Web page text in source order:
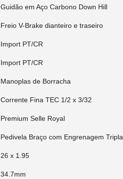
Guidão em Aço Carbono Down Hill
Freio V-Brake dianteiro e traseiro
Import PT/CR
Import PT/CR
Manoplas de Borracha
Corrente Fina TEC 1/2 x 3/32
Premium Selle Royal
Pedivela Braço com Engrenagem Tripla
26 x 1.95
34.7mm